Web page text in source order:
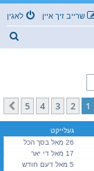
לאגין שרייב זיך איין
1
2
3
4
5
קומענדיגע
געלייקט
26 מאל בסך הכל
17 מאל די יאר
5 מאל דעם חודש